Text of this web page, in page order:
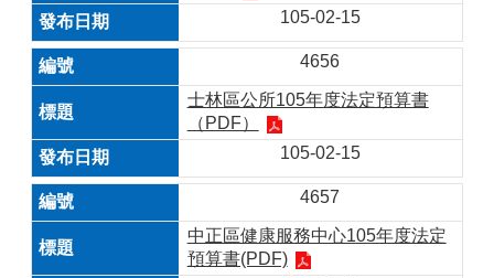
105-02-15
4656
士林區公所105年度法定預算書
（PDF）
105-02-15
4657
中正區健康服務中心105年度法定
預算書(PDF)